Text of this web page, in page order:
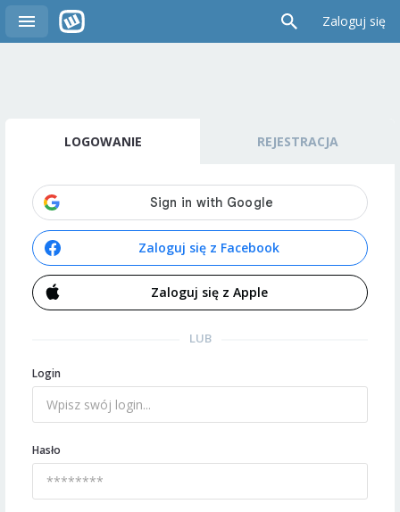
Zaloguj się
LOGOWANIE REJESTRACJA
Zaloguj się z Facebook
Zaloguj się z Apple
LUB
Login
Hasło